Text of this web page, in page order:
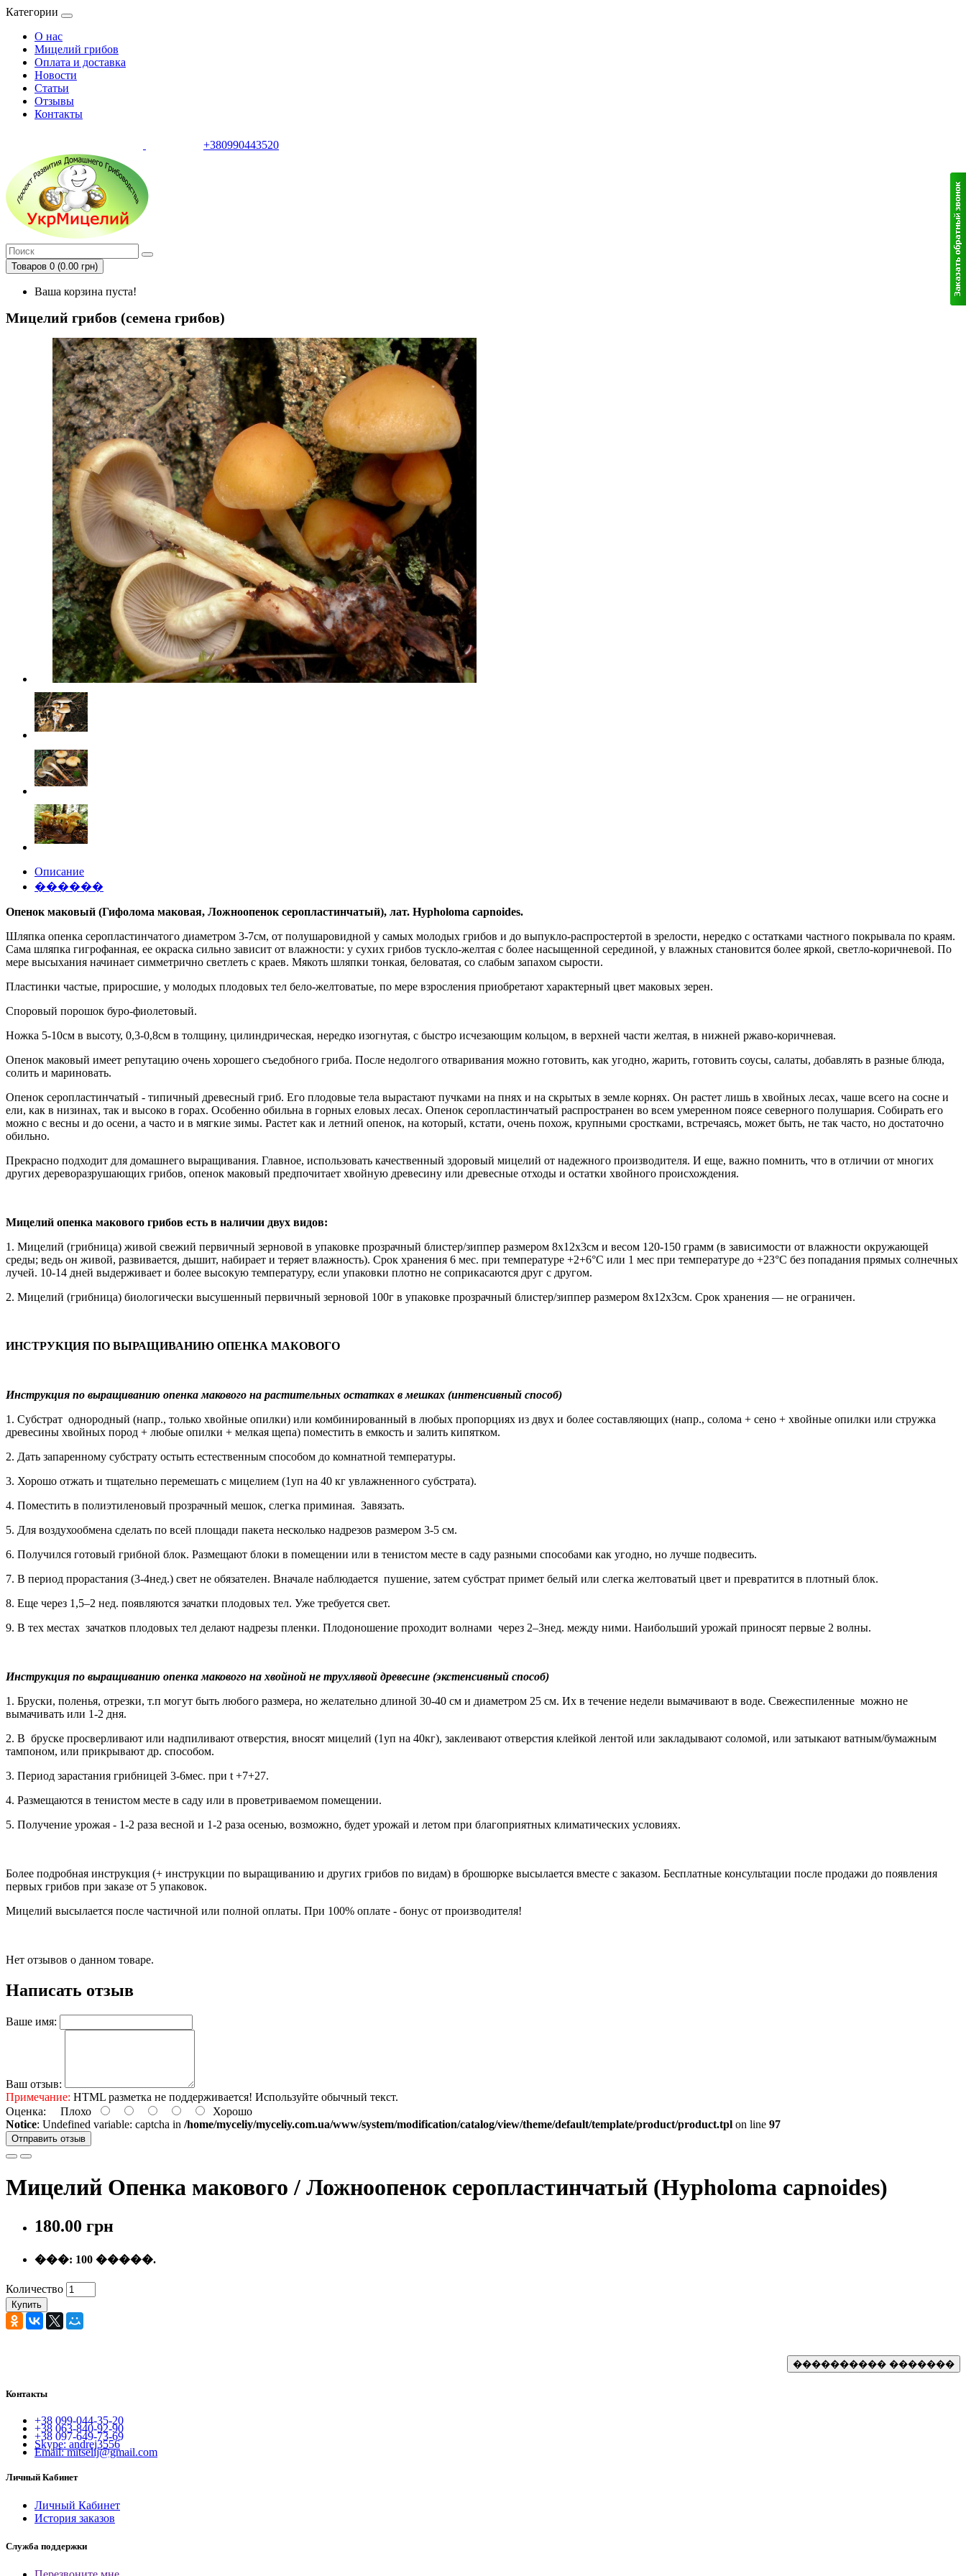
Категории
О нас
Мицелий грибов
Оплата и доставка
Новости
Статьи
Отзывы
Контакты
+380990443520
Товаров 0 (0.00 грн)
Ваша корзина пуста!
Мицелий грибов (семена грибов)
Описание
������
Опенок маковый (Гифолома маковая, Ложноопенок серопластинчатый), лат. Hypholoma capnoides.
Шляпка опенка серопластинчатого диаметром 3-7см, от полушаровидной у самых молодых грибов и до выпукло-распростертой в зрелости, нередко с остатками частного покрывала по краям.
Сама шляпка гигрофанная, ее окраска сильно зависит от влажности: у сухих грибов тускло-желтая с более насыщенной серединой, у влажных становится более яркой, светло-коричневой. По
мере высыхания начинает симметрично светлеть с краев. Мякоть шляпки тонкая, беловатая, со слабым запахом сырости.
Пластинки частые, приросшие, у молодых плодовых тел бело-желтоватые, по мере взросления приобретают характерный цвет маковых зерен.
Споровый порошок буро-фиолетовый.
Ножка 5-10см в высоту, 0,3-0,8см в толщину, цилиндрическая, нередко изогнутая, с быстро исчезающим кольцом, в верхней части желтая, в нижней ржаво-коричневая.
Опенок маковый имеет репутацию очень хорошего съедобного гриба. После недолгого отваривания можно готовить, как угодно, жарить, готовить соусы, салаты, добавлять в разные блюда,
солить и мариновать.
Опенок серопластинчатый - типичный древесный гриб. Его плодовые тела вырастают пучками на пнях и на скрытых в земле корнях. Он растет лишь в хвойных лесах, чаше всего на сосне и
ели, как в низинах, так и высоко в горах. Особенно обильна в горных еловых лесах. Опенок серопластинчатый распространен во всем умеренном поясе северного полушария. Собирать его
можно с весны и до осени, а часто и в мягкие зимы. Растет как и летний опенок, на который, кстати, очень похож, крупными сростками, встречаясь, может быть, не так часто, но достаточно
обильно.
Прекрасно подходит для домашнего выращивания. Главное, использовать качественный здоровый мицелий от надежного производителя. И еще, важно помнить, что в отличии от многих
других дереворазрушающих грибов, опенок маковый предпочитает хвойную древесину или древесные отходы и остатки хвойного происхождения.
Мицелий опенка макового грибов есть в наличии двух видов:
1. Мицелий (грибница) живой свежий первичный зерновой в упаковке прозрачный блистер/зиппер размером 8х12х3см и весом 120-150 грамм (в зависимости от влажности окружающей
среды; ведь он живой, развивается, дышит, набирает и теряет влажность). Срок хранения 6 мес. при температуре +2+6°С или 1 мес при температуре до +23°С без попадания прямых солнечных
лучей. 10-14 дней выдерживает и более высокую температуру, если упаковки плотно не соприкасаются друг с другом.
2. Мицелий (грибница) биологически высушенный первичный зерновой 100г в упаковке прозрачный блистер/зиппер размером 8х12х3см. Срок хранения — не ограничен.
ИНСТРУКЦИЯ ПО ВЫРАЩИВАНИЮ ОПЕНКА МАКОВОГО
Инструкция по выращиванию опенка макового на растительных остатках в мешках (интенсивный способ)
1. Субстрат однородный (напр., только хвойные опилки) или комбинированный в любых пропорциях из двух и более составляющих (напр., солома + сено + хвойные опилки или стружка
древесины хвойных пород + любые опилки + мелкая щепа) поместить в емкость и залить кипятком.
2. Дать запаренному субстрату остыть естественным способом до комнатной температуры.
3. Хорошо отжать и тщательно перемешать с мицелием (1уп на 40 кг увлажненного субстрата).
4. Поместить в полиэтиленовый прозрачный мешок, слегка приминая. Завязать.
5. Для воздухообмена сделать по всей площади пакета несколько надрезов размером 3-5 см.
6. Получился готовый грибной блок. Размещают блоки в помещении или в тенистом месте в саду разными способами как угодно, но лучше подвесить.
7. В период прорастания (3-4нед.) свет не обязателен. Вначале наблюдается пушение, затем субстрат примет белый или слегка желтоватый цвет и превратится в плотный блок.
8. Еще через 1,5–2 нед. появляются зачатки плодовых тел. Уже требуется свет.
9. В тех местах зачатков плодовых тел делают надрезы пленки. Плодоношение проходит волнами через 2–3нед. между ними. Наибольший урожай приносят первые 2 волны.
Инструкция по выращиванию опенка макового на хвойной не трухлявой древесине (экстенсивный способ)
1. Бруски, поленья, отрезки, т.п могут быть любого размера, но желательно длиной 30-40 см и диаметром 25 см. Их в течение недели вымачивают в воде. Свежеспиленные можно не
вымачивать или 1-2 дня.
2. В бруске просверливают или надпиливают отверстия, вносят мицелий (1уп на 40кг), заклеивают отверстия клейкой лентой или закладывают соломой, или затыкают ватным/бумажным
тампоном, или прикрывают др. способом.
3. Период зарастания грибницей 3-6мес. при t +7+27.
4. Размещаются в тенистом месте в саду или в проветриваемом помещении.
5. Получение урожая - 1-2 раза весной и 1-2 раза осенью, возможно, будет урожай и летом при благоприятных климатических условиях.
Более подробная инструкция (+ инструкции по выращиванию и других грибов по видам) в брошюрке высылается вместе с заказом. Бесплатные консультации после продажи до появления
первых грибов при заказе от 5 упаковок.
Мицелий высылается после частичной или полной оплаты. При 100% оплате - бонус от производителя!
Нет отзывов о данном товаре.
Написать отзыв
Ваше имя:
Ваш отзыв:
Примечание: HTML разметка не поддерживается! Используйте обычный текст.
Оценка: Плохо
Хорошо
Notice: Undefined variable: captcha in /home/myceliy/myceliy.com.ua/www/system/modification/catalog/view/theme/default/template/product/product.tpl on line 97
Отправить отзыв
Мицелий Опенка макового / Ложноопенок серопластинчатый (Hypholoma capnoides)
180.00 грн
���: 100 �����.
Количество
Купить
Контакты
+38 099-044-35-20
+38 063-840-92-90
+38 097-649-73-69
Skype: andrej3556
Email: mitselij@gmail.com
Личный Кабинет
Личный Кабинет
История заказов
Служба поддержки